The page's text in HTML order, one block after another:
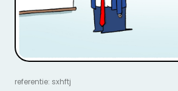
referentie: sxhftj